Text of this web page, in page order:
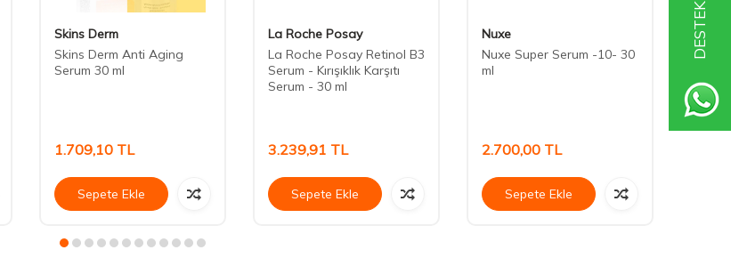
DESTEK
Skins Derm
Skins Derm Anti Aging
Serum 30 ml
1.709,10 TL
Sepete Ekle
La Roche Posay
La Roche Posay Retinol B3
Serum - Kırışıklık Karşıtı
Serum - 30 ml
3.239,91 TL
Sepete Ekle
Nuxe
Nuxe Super Serum -10- 30
ml
2.700,00 TL
Sepete Ekle